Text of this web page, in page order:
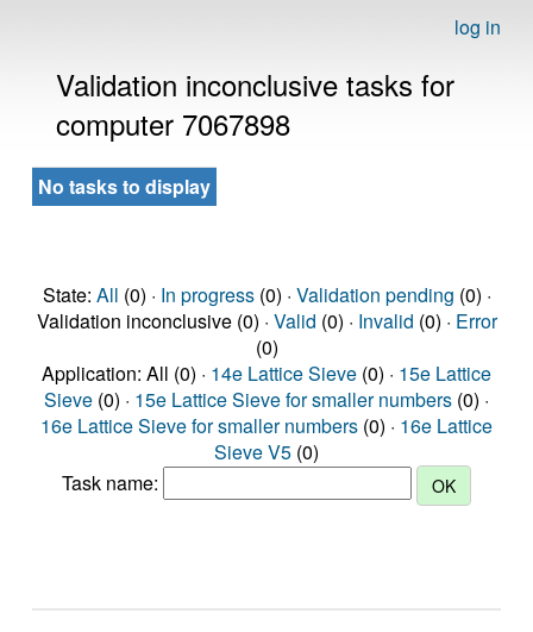
log in
Validation inconclusive tasks for
computer 7067898
No tasks to display
State: All (0) · In progress(0) · Validation pending (0) ·
Validation inconclusive (0) · Valid (0) · Invalid (0) · Error
(0)
Application: All (0) · 14e Lattice Sieve (0) · 15e Lattice
Sieve (0) · 15e Lattice Sieve for smaller numbers (0) ·
16e Lattice Sieve for smaller numbers (0) · 16e Lattice
Sieve V5 (0)
Task name: